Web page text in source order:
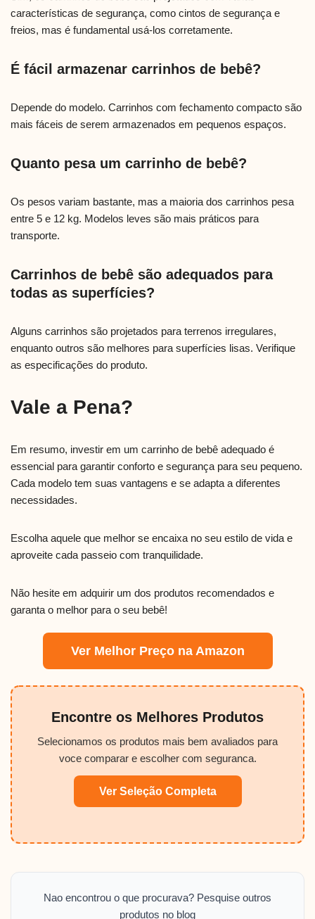
características de segurança, como cintos de segurança e
freios, mas é fundamental usá-los corretamente.
É fácil armazenar carrinhos de bebê?
Depende do modelo. Carrinhos com fechamento compacto são
mais fáceis de serem armazenados em pequenos espaços.
Quanto pesa um carrinho de bebê?
Os pesos variam bastante, mas a maioria dos carrinhos pesa
entre 5 e 12 kg. Modelos leves são mais práticos para
transporte.
Carrinhos de bebê são adequados para
todas as superfícies?
Alguns carrinhos são projetados para terrenos irregulares,
enquanto outros são melhores para superfícies lisas. Verifique
as especificações do produto.
Vale a Pena?
Em resumo, investir em um carrinho de bebê adequado é
essencial para garantir conforto e segurança para seu pequeno.
Cada modelo tem suas vantagens e se adapta a diferentes
necessidades.
Escolha aquele que melhor se encaixa no seu estilo de vida e
aproveite cada passeio com tranquilidade.
Não hesite em adquirir um dos produtos recomendados e
garanta o melhor para o seu bebê!
Ver Melhor Preço na Amazon
Encontre os Melhores Produtos
Selecionamos os produtos mais bem avaliados para
voce comparar e escolher com seguranca.
Ver Seleção Completa
Nao encontrou o que procurava? Pesquise outros
produtos no blog